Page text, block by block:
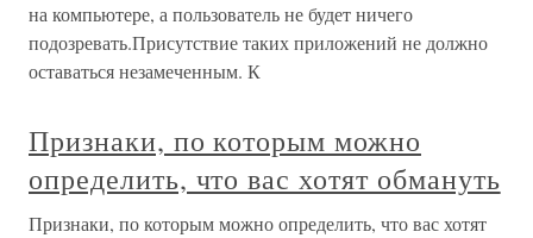
на компьютере, а пользователь не будет ничего
подозревать.Присутствие таких приложений не должно
оставаться незамеченным. К
Признаки, по которым можно
определить, что вас хотят обмануть
Признаки, по которым можно определить, что вас хотят